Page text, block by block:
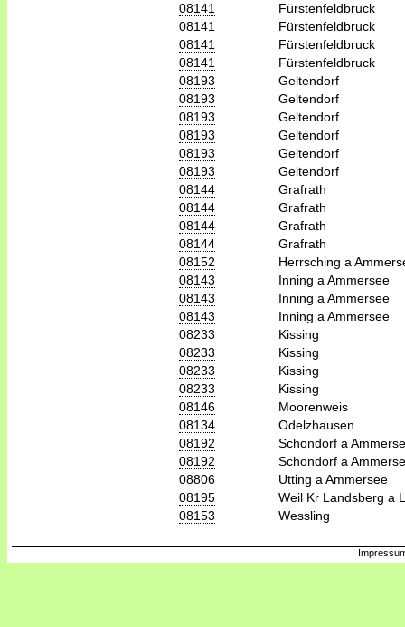
08141
Fürstenfeldbruck
08141
Fürstenfeldbruck
08141
Fürstenfeldbruck
08141
Fürstenfeldbruck
08193
Geltendorf
08193
Geltendorf
08193
Geltendorf
08193
Geltendorf
08193
Geltendorf
08193
Geltendorf
08144
Grafrath
08144
Grafrath
08144
Grafrath
08144
Grafrath
08152
Herrsching a
08143
Inning a Ammersee
08143
Inning a Ammersee
08143
Inning a Ammersee
08233
Kissing
08233
Kissing
08233
Kissing
08233
Kissing
08146
Moorenweis
08134
Odelzhausen
08192
Schondorf a
08192
Schondorf a
08806
Utting a Ammersee
08195
Weil Kr Landsberg a
08153
Wessling